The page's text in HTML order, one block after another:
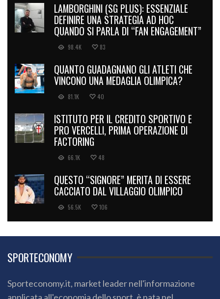
LAMBORGHINI (SG PLUS): ESSENZIALE
DEFINIRE UNA STRATEGIA AD HOC
QUANDO SI PARLA DI “FAN ENGAGEMENT”
98.4K 83
QUANTO GUADAGNANO GLI ATLETI CHE
VINCONO UNA MEDAGLIA OLIMPICA?
81.1K 40
ISTITUTO PER IL CREDITO SPORTIVO E
PRO VERCELLI, PRIMA OPERAZIONE DI
FACTORING
66.1K 48
QUESTO “SIGNORE” MERITA DI ESSERE
CACCIATO DAL VILLAGGIO OLIMPICO
56.5K 106
SPORTECONOMY
Sporteconomy.it, market leader nell'informazione